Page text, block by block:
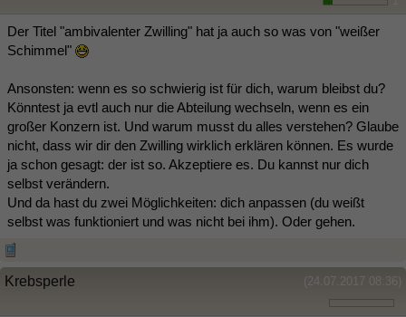
Der Titel "ambivalenter Zwilling" hat ja auch so was von "weißer
Schimmel"
Ansonsten: wenn es so schwierig ist für dich, warum bleibst du?
Könntest ja evtl auch nur die Abteilung wechseln, wenn es ein
großer Konzern ist. Und warum musst du alles verstehen? Glaube
nicht, dass wir dir den Zwilling wirklich erklären können. Es wurde
ja schon gesagt: der ist so. Akzeptiere es. Du kannst nur dich
selbst verändern.
Und da hast du zwei Möglichkeiten: dich anpassen (du weißt
selbst was funktioniert und was nicht bei ihm). Oder gehen.
(24.07.2017 08:36)
Krebsperle